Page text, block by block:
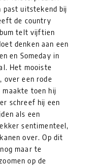
past uitstekend bij
de country
telt vijftien
denken aan een
en Someday in
Het mooiste
over een rode
maakte toen hij
schreef hij een
als een
sentimenteel,
over. Op dit
maar te
op de